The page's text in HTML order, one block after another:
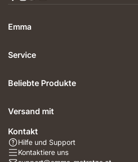
Emma
Service
Beliebte Produkte
Versand mit
Kontakt
Hilfe und Support
Kontaktiere uns